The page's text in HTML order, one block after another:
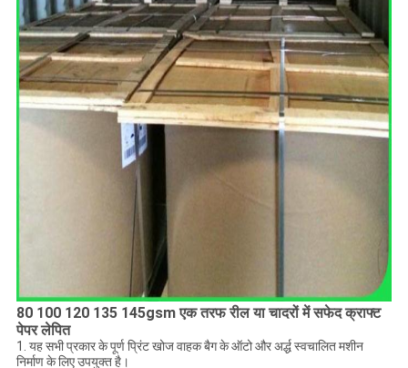
80 100 120 135 145gsm एक तरफ रील या चादरों में सफेद क्राफ्ट
पेपर लेपित
1. यह सभी प्रकार के पूर्ण प्रिंट खोज वाहक बैग के ऑटो और अर्द्ध स्वचालित मशीन
निर्माण के लिए उपयुक्त है।